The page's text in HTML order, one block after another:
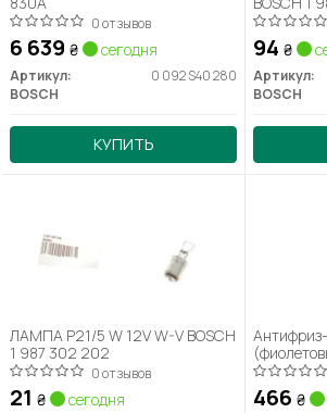
0 отзывов
6 639 ₴ сегодня
Артикул:
0 092 S40 280
BOSCH
КУПИТЬ
94 ₴
Артикул:
BOSCH
ЛАМПА P21/5 W 12V W-V BOSCH
1 987 302 202
0 отзывов
21 ₴ сегодня
DW/Chevr;
466 ₴